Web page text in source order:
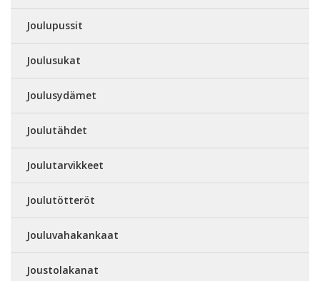
Joulupussit
Joulusukat
Joulusydämet
Joulutähdet
Joulutarvikkeet
Joulutötteröt
Jouluvahakankaat
Joustolakanat